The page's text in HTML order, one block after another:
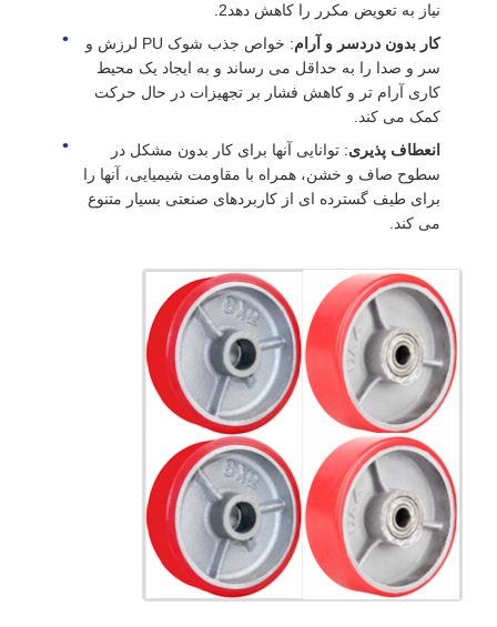
نیاز به تعویض مکرر را کاهش دهد2.
کار بدون دردسر و آرام
: خواص جذب شوک PU لرزش و
سر و صدا را به حداقل می رساند و به ایجاد یک محیط
کاری آرام تر و کاهش فشار بر تجهیزات در حال حرکت
کمک می کند.
انعطاف پذیری: توانایی آنها برای کار بدون مشکل در
سطوح صاف و خشن، همراه با مقاومت شیمیایی، آنها را
برای طیف گسترده ای از کاربردهای صنعتی بسیار متنوع
می کند.